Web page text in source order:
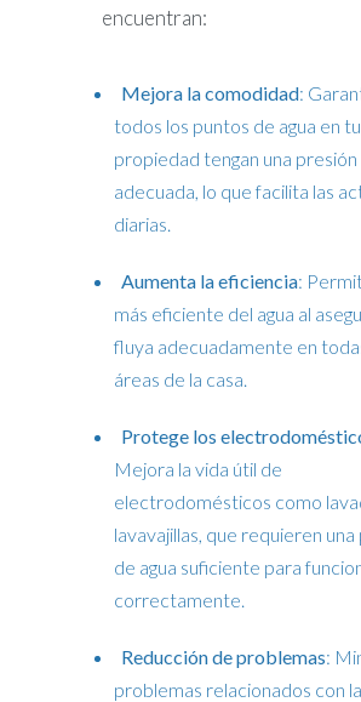
encuentran:
Mejora la comodidad:
todos los puntos de agua en tu
propiedad tengan una presión
adecuada, lo que facilita las
diarias.
Aumenta la eficiencia:
más eficiente del agua al
fluya adecuadamente en
áreas de la casa.
Protege los
Mejora la vida útil de
electrodomésticos como
lavavajillas, que requieren una
de agua suficiente para
correctamente.
Reducción de problemas:
problemas relacionados con la